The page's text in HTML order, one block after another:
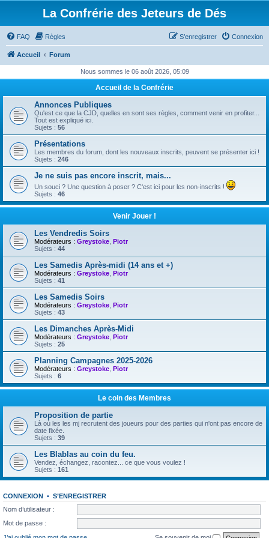
La Confrérie des Jeteurs de Dés
FAQ Règles Connexion
S’enregistrer
Accueil Forum
Nous sommes le 06 août 2026, 05:09
Accueil de la Confrérie
Annonces Publiques
Qu'est ce que la CJD, quelles en sont ses règles, comment venir en profiter...
Tout est expliqué ici.
Sujets : 56
Présentations
Les membres du forum, dont les nouveaux inscrits, peuvent se présenter ici !
Sujets : 246
Je ne suis pas encore inscrit, mais...
Un souci ? Une question à poser ? C'est ici pour les non-inscrits !
Sujets : 46
Venir Jouer !
Les Vendredis Soirs
Modérateurs : Greystoke Piotr
Sujets : 44
Les Samedis Après-midi (14 ans et +)
Modérateurs : Greystoke Piotr
Sujets : 41
Les Samedis Soirs
Modérateurs : Greystoke Piotr
Sujets : 43
Les Dimanches Après-Midi
Modérateurs : Greystoke Piotr
Sujets : 25
Planning Campagnes 2025-2026
Modérateurs : Greystoke Piotr
Sujets : 6
Le coin des Membres
Proposition de partie
Là où les les mj recrutent des joueurs pour des parties qui n'ont pas encore de
date fixée.
Sujets : 39
Les Blablas au coin du feu.
Vendez, échangez, racontez... ce que vous voulez !
Sujets : 161
CONNEXION • S’ENREGISTRER
Nom d’utilisateur :
Mot de passe :